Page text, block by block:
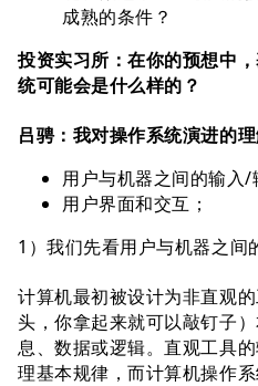
成熟的条件？
投资实习所：在你的预想中
统可能会是什么样的？
吕骋：我对操作系统演进的
⽤户与机器之间的输⼊/
⽤户界⾯和交互；
1）我们先看⽤户与机器之间
计算机最初被设计为⾮直观
头，你拿起来就可以敲钉⼦
息、数据或逻辑。直观⼯具
理基本规律，⽽计算机操作系